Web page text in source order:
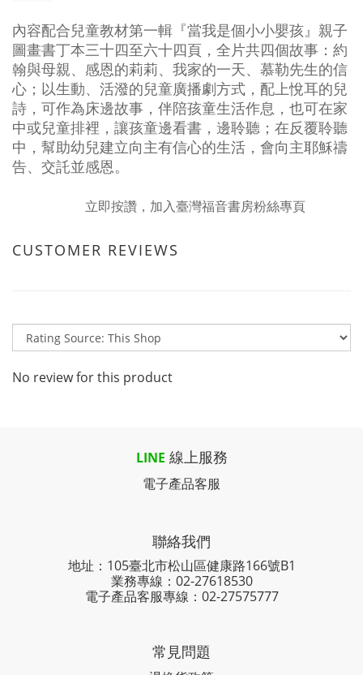
內容配合兒童教材第一輯『當我是個小小嬰孩』親子
圖畫書丁本三十四至六十四頁，全片共四個故事：約
翰與母親、感恩的莉莉、我家的一天、慕勒先生的信
心；以生動、活潑的兒童廣播劇方式，配上悅耳的兒
詩，可作為床邊故事，伴陪孩童生活作息，也可在家
中或兒童排裡，讓孩童邊看書，邊聆聽；在反覆聆聽
中，幫助幼兒建立向主有信心的生活，會向主耶穌禱
告、交託並感恩。
立即按讚，加入臺灣福音書房粉絲專頁
CUSTOMER REVIEWS
No review for this product
LINE 線上服務
電子產品客服
聯絡我們
地址：105臺北市松山區健康路166號B1
業務專線： 02-27618530
電子產品客服專線：02-27575777
常見問題